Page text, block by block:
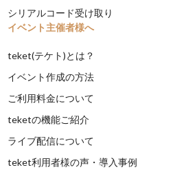
シリアルコード受け取り
イベント主催者様へ
teket(テケト)とは？
イベント作成の方法
ご利用料金について
teketの機能ご紹介
ライブ配信について
teket利用者様の声・導入事例